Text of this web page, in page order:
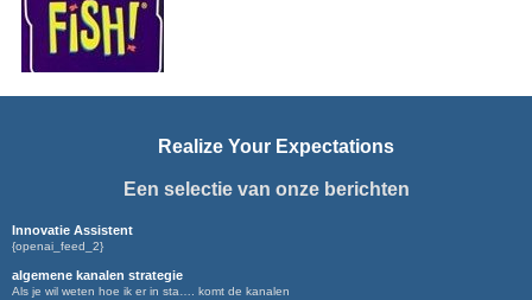
Realize Your Expectations
Een selectie van onze berichten
Innovatie Assistent
{openai_feed_2}
algemene kanalen strategie
Als je wil weten hoe ik er in sta…. komt de kanalen